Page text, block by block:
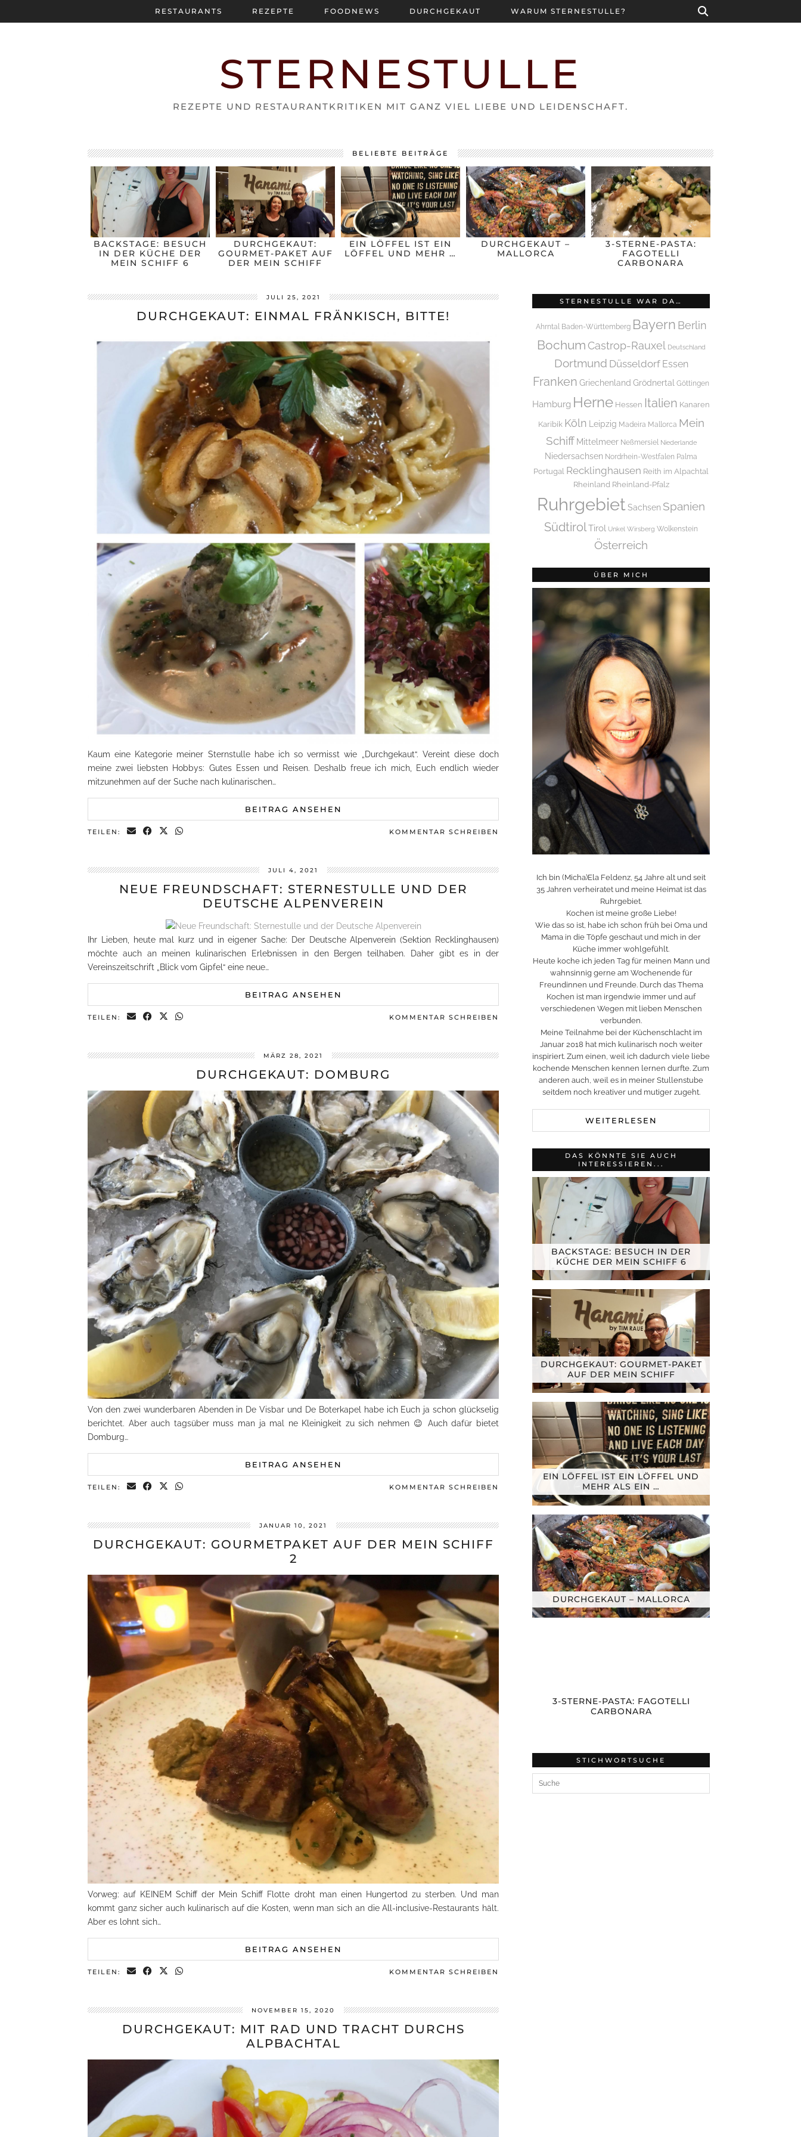
STERNESTULLE
REZEPTE UND RESTAURANTKRITIKEN MIT GANZ VIEL LIEBE UND LEIDENSCHAFT.
RESTAURANTS REZEPTE FOODNEWS DURCHGEKAUT WARUM STERNESTULLE?
BELIEBTE BEITRÄGE
BACKSTAGE: BESUCH
IN DER KÜCHE DER
MEIN SCHIFF 6
DURCHGEKAUT:
GOURMET-PAKET AUF
DER MEIN SCHIFF
EIN LÖFFEL IST EIN
LÖFFEL UND MEHR …
DURCHGEKAUT –
MALLORCA
3-STERNE-PASTA:
FAGOTELLI
CARBONARA
JULI 25, 2021
DURCHGEKAUT: EINMAL FRÄNKISCH, BITTE!
Kaum eine Kategorie meiner Sternstulle habe ich so vermisst wie „Durchgekaut“. Vereint diese doch
meine zwei liebsten Hobbys: Gutes Essen und Reisen. Deshalb freue ich mich, Euch endlich wieder
mitzunehmen auf der Suche nach kulinarischen…
BEITRAG ANSEHEN
TEILEN: KOMMENTAR SCHREIBEN
JULI 4, 2021
NEUE FREUNDSCHAFT: STERNESTULLE UND DER
DEUTSCHE ALPENVEREIN
Ihr Lieben, heute mal kurz und in eigener Sache: Der Deutsche Alpenverein (Sektion Recklinghausen)
möchte auch an meinen kulinarischen Erlebnissen in den Bergen teilhaben. Daher gibt es in der
Vereinszeitschrift „Blick vom Gipfel“ eine neue…
BEITRAG ANSEHEN
TEILEN: KOMMENTAR SCHREIBEN
MÄRZ 28, 2021
DURCHGEKAUT: DOMBURG
Von den zwei wunderbaren Abenden in De Visbar und De Boterkapel habe ich Euch ja schon glückselig
berichtet. Aber auch tagsüber muss man ja mal ne Kleinigkeit zu sich nehmen 😉 Auch dafür bietet
Domburg…
BEITRAG ANSEHEN
TEILEN: KOMMENTAR SCHREIBEN
JANUAR 10, 2021
DURCHGEKAUT: GOURMETPAKET AUF DER MEIN SCHIFF
2
Vorweg: auf KEINEM Schiff der Mein Schiff Flotte droht man einen Hungertod zu sterben. Und man
kommt ganz sicher auch kulinarisch auf die Kosten, wenn man sich an die All-inclusive-Restaurants hält.
Aber es lohnt sich…
BEITRAG ANSEHEN
TEILEN: KOMMENTAR SCHREIBEN
NOVEMBER 15, 2020
DURCHGEKAUT: MIT RAD UND TRACHT DURCHS
ALPBACHTAL
STERNESTULLE WAR DA…
Ahrntal Baden-Württemberg Bayern Berlin
Bochum Castrop-Rauxel Deutschland
Dortmund Düsseldorf Essen
Franken Griechenland Grödnertal Göttingen
Hamburg Herne Hessen Italien Kanaren
Karibik Köln Leipzig Madeira Mallorca Mein
Schiff Mittelmeer Neßmersiel Niederlande
Niedersachsen Nordrhein-Westfalen Palma
Portugal Recklinghausen Reith im Alpachtal
Rheinland Rheinland-Pfalz
Ruhrgebiet Sachsen Spanien
SüdtirolTirol Unkel Wirsberg Wolkenstein
Österreich
ÜBER MICH
Ich bin (Micha)Ela Feldenz, 54 Jahre alt und seit
35 Jahren verheiratet und meine Heimat ist das
Ruhrgebiet.
Kochen ist meine große Liebe!
Wie das so ist, habe ich schon früh bei Oma und
Mama in die Töpfe geschaut und mich in der
Küche immer wohlgefühlt.
Heute koche ich jeden Tag für meinen Mann und
wahnsinnig gerne am Wochenende für
Freundinnen und Freunde. Durch das Thema
Kochen ist man irgendwie immer und auf
verschiedenen Wegen mit lieben Menschen
verbunden.
Meine Teilnahme bei der Küchenschlacht im
Januar 2018 hat mich kulinarisch noch weiter
inspiriert. Zum einen, weil ich dadurch viele liebe
kochende Menschen kennen lernen durfte. Zum
anderen auch, weil es in meiner Stullenstube
seitdem noch kreativer und mutiger zugeht.
WEITERLESEN
DAS KÖNNTE SIE AUCH
INTERESSIEREN...
BACKSTAGE: BESUCH IN DER
KÜCHE DER MEIN SCHIFF 6
DURCHGEKAUT: GOURMET-PAKET
AUF DER MEIN SCHIFF
EIN LÖFFEL IST EIN LÖFFEL UND
MEHR ALS EIN …
DURCHGEKAUT – MALLORCA
3-STERNE-PASTA: FAGOTELLI
CARBONARA
STICHWORTSUCHE